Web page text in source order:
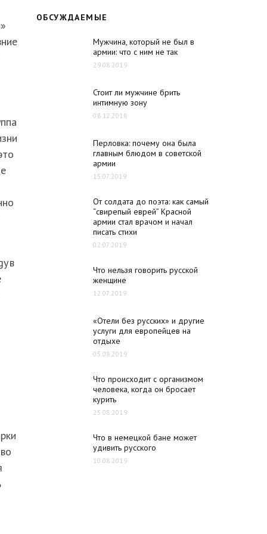
в
ОБСУЖДАЕМЫЕ
Мужчина, который не был в
армии: что с ним не так
29.08.2019
Стоит ли мужчине брить
интимную зону
08.12.2018
Перловка: почему она была
главным блюдом в советской
армии
15.07.2019
От солдата до поэта: как самый
“свирепый еврей” Красной
армии стал врачом и начал
писать стихи
02.07.2019
Что нельзя говорить русской
женщине
12.07.2019
«Отели без русских» и другие
услуги для европейцев на
отдыхе
05.08.2019
Что происходит с организмом
человека, когда он бросает
курить
25.08.2019
Что в немецкой бане может
удивить русского
10.08.2019